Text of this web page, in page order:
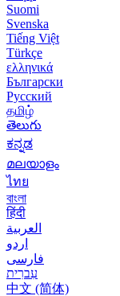
Suomi
Svenska
Tiếng Việt
Türkçe
ελληνικά
Български
Русский
தமிழ்
తెలుగు
ಕನ್ನಡ
മലയാളം
ไทย
বাংলা
हिंदी
العربية
اردو
فارسی
עִברִית
中文 (简体)